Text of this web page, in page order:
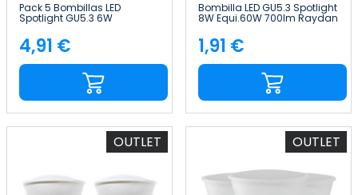
Pack 5 Bombillas LED
Spotlight GU5.3 6W
15000H Primer Leader
Precio
4,91 €
Bombilla LED GU5.3 Spotlight
8W Equi.60W 700lm Raydan
Precio
1,91 €
OUTLET OUTLET